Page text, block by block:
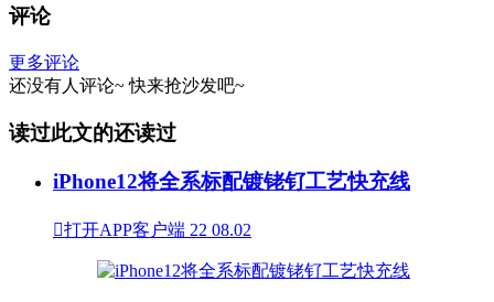
评论
更多评论
还没有人评论~ 快来抢沙发吧~
读过此文的还读过
iPhone12将全系标配镀铑钌工艺快充线
打开APP客户端 22 08.02